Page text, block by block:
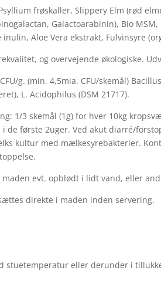
frøskaller, Slippery Elm (rød
Galactoarabinin), Bio MSM,
inulin, Aloe Vera ekstrakt, Fulvinsyre
og overvejende økologiske.
g. (min. 4,5mia. CFU/skemål)
L. Acidophilus (DSM 21717).
1/3 skemål (1g) for hver 10kg
de første 2uger. Ved akut diarré/
kultur med mælkesyrebakterier.
evt. opblødt i lidt vand, eller
direkte i maden inden servering.
stuetemperatur eller derunder i